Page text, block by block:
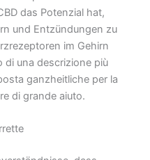
das Potenzial hat,
und Entzündungen zu
im Gehirn
di una descrizione più
ganzheitliche per la
di grande aiuto.